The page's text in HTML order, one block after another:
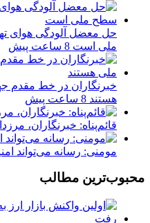
حل معضل آلودگی هوای
ملی است 8 ساعت پیش
خبرنگاران در خط مقدم
هستند 8 ساعت پیش
قائم‌پناه: ‏خبرنگاران،
مومنی: رسانه می‌تواند
محبوب‌ترین مطالب